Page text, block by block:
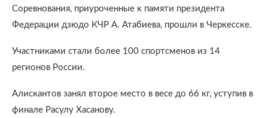
Соревнования, приуроченные к памяти президента
Федерации дзюдо КЧР А. Атабиева, прошли в Черкесске.
Участниками стали более 100 спортсменов из 14
регионов России.
Алискантов занял второе место в весе до 66 кг, уступив в
финале Расулу Хасанову.